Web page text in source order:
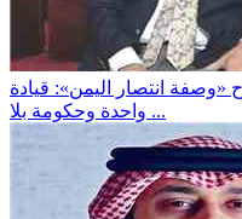
انتصار اليمن»: قيادة
واحدة وحكومة بلا ...